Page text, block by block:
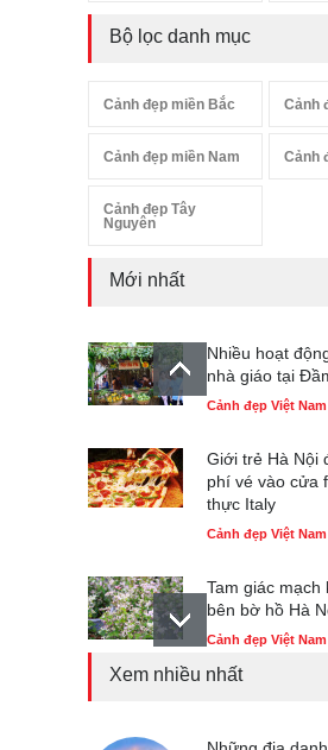
Bộ lọc danh mục
Cảnh đẹp miền Bắc Cảnh
Cảnh đẹp miền Nam Cảnh
Cảnh đẹp Tây
Nguyên
Mới nhất
Nhiều hoạt
nhà giáo tại
Cảnh đẹp Việt Nam
Giới trẻ Hà Nội
phí vé vào cửa
thực Italy
Cảnh đẹp Việt Nam
Tam giác mạch
bên bờ hồ Hà
Cảnh đẹp Việt Nam
Cảnh đẹp Việt Nam
Xem nhiều nhất